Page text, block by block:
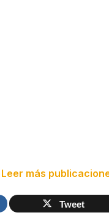
Leer más
Tweet